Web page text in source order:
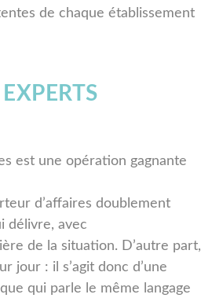
de chaque établissement
est une opération gagnante
d’affaires doublement
délivre, avec
de la situation. D’autre part,
jour : il s’agit donc d’une
qui parle le même langage